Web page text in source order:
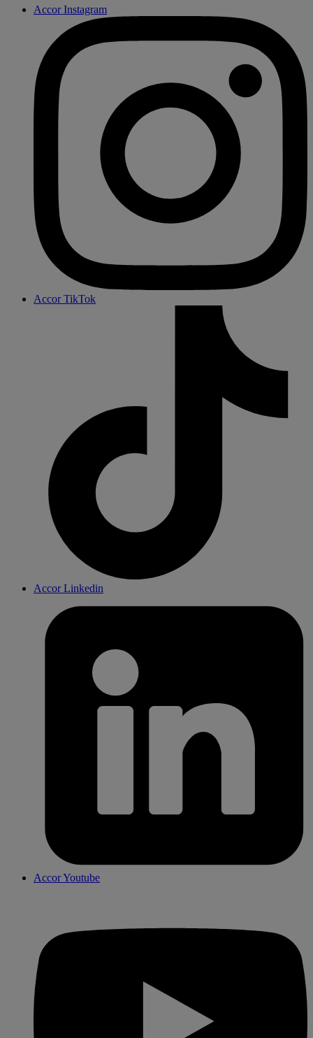
Accor Instagram
Accor TikTok
Accor Linkedin
Accor Youtube